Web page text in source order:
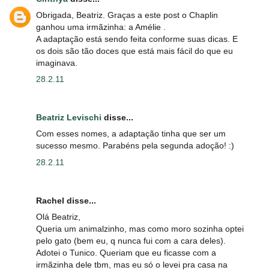
Obrigada, Beatriz. Graças a este post o Chaplin
ganhou uma irmãzinha: a Amélie .
A adaptação está sendo feita conforme suas dicas. E
os dois são tão doces que está mais fácil do que eu
imaginava.
28.2.11
Beatriz Levischi disse...
Com esses nomes, a adaptação tinha que ser um
sucesso mesmo. Parabéns pela segunda adoção! :)
28.2.11
Rachel disse...
Olá Beatriz,
Queria um animalzinho, mas como moro sozinha optei
pelo gato (bem eu, q nunca fui com a cara deles).
Adotei o Tunico. Queriam que eu ficasse com a
irmãzinha dele tbm, mas eu só o levei pra casa na